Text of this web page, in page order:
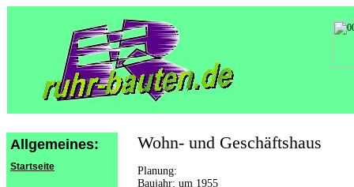
Allgemeines:
Startseite
Wohn- und Geschäftshaus
Planung:
Baujahr: um 1955